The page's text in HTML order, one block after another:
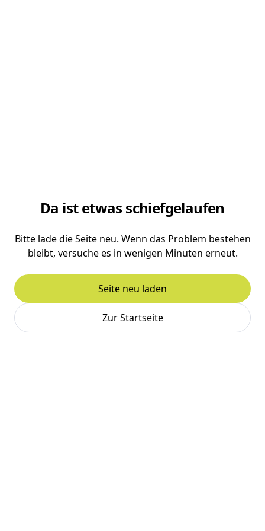
Da ist etwas schiefgelaufen
Bitte lade die Seite neu. Wenn das Problem bestehen
bleibt, versuche es in wenigen Minuten erneut.
Seite neu laden
Zur Startseite